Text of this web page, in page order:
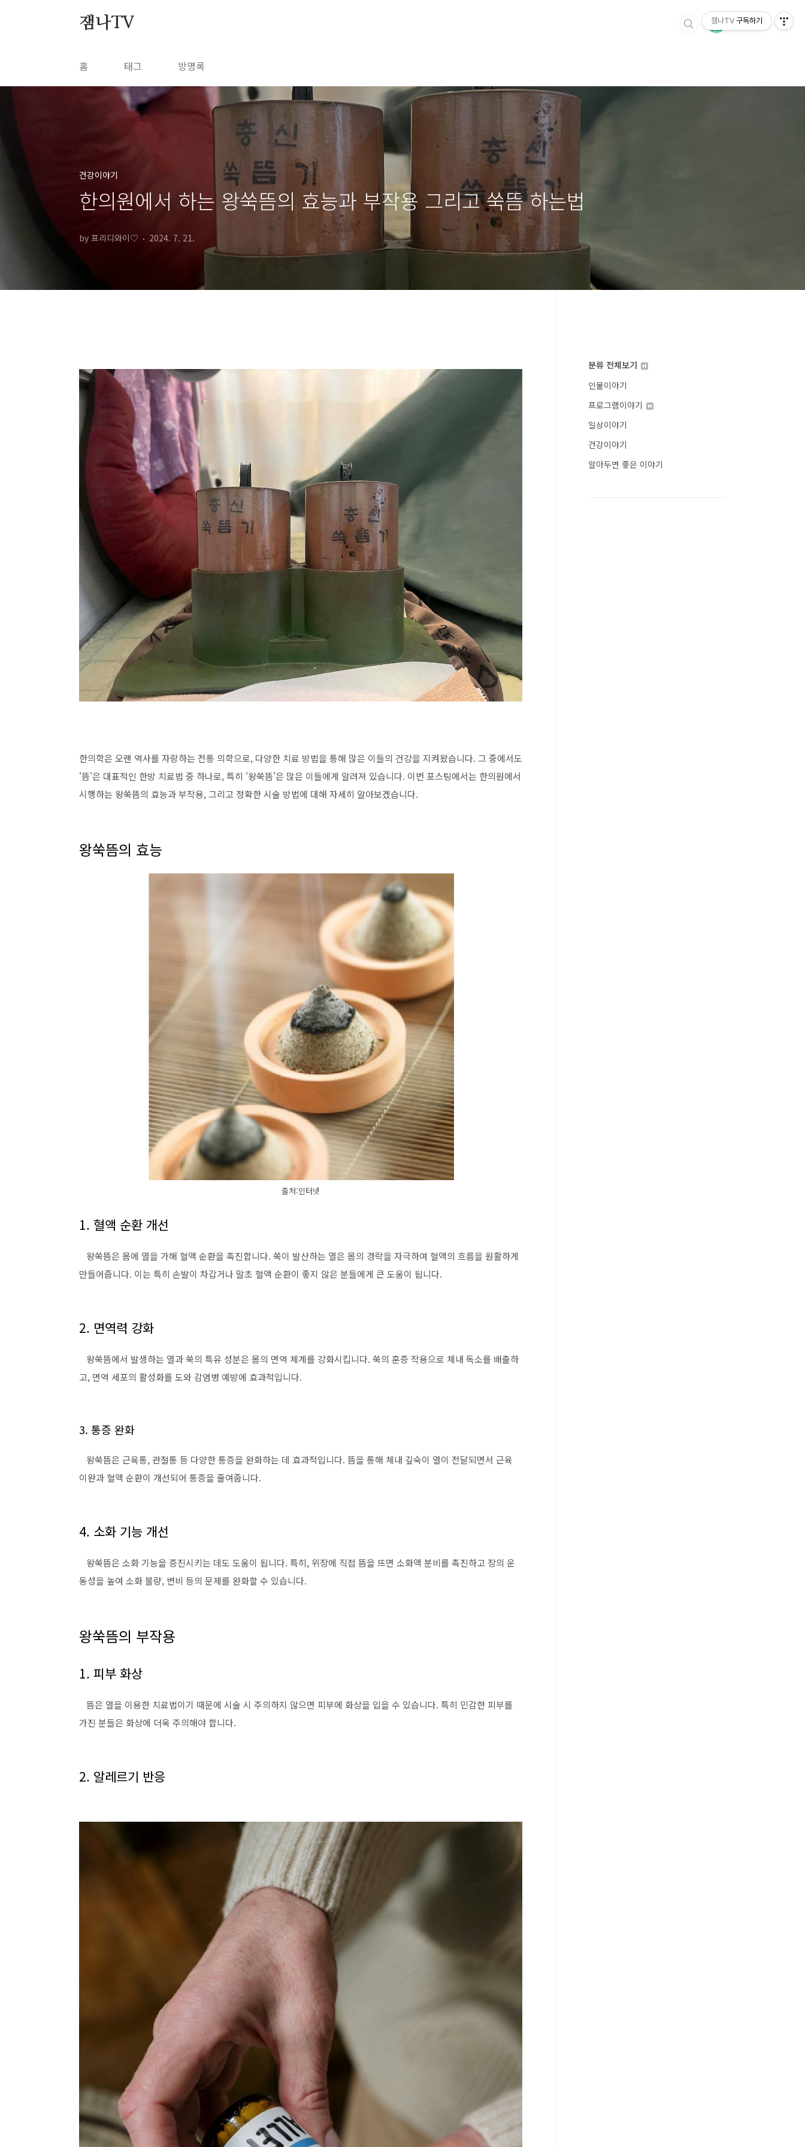
잼나TV
홈 태그 방명록
건강이야기
한의원에서 하는 왕쑥뜸의 효능과 부작용 그리고 쑥뜸 하는법
by 프리디와이♡ 2024. 7. 21.
한의학은 오랜 역사를 자랑하는 전통 의학으로, 다양한 치료 방법을 통해 많은 이들의 건강을 지켜왔습니다. 그 중에서도
'뜸'은 대표적인 한방 치료법 중 하나로, 특히 '왕쑥뜸'은 많은 이들에게 알려져 있습니다. 이번 포스팅에서는 한의원에서
시행하는 왕쑥뜸의 효능과 부작용, 그리고 정확한 시술 방법에 대해 자세히 알아보겠습니다.
왕쑥뜸의 효능
출처:인터넷
1. 혈액 순환 개선
왕쑥뜸은 몸에 열을 가해 혈액 순환을 촉진합니다. 쑥이 발산하는 열은 몸의 경락을 자극하여 혈액의 흐름을 원활하게
만들어줍니다. 이는 특히 손발이 차갑거나 말초 혈액 순환이 좋지 않은 분들에게 큰 도움이 됩니다.
2. 면역력 강화
왕쑥뜸에서 발생하는 열과 쑥의 특유 성분은 몸의 면역 체계를 강화시킵니다. 쑥의 훈증 작용으로 체내 독소를 배출하
고, 면역 세포의 활성화를 도와 감염병 예방에 효과적입니다.
3. 통증 완화
왕쑥뜸은 근육통, 관절통 등 다양한 통증을 완화하는 데 효과적입니다. 뜸을 통해 체내 깊숙이 열이 전달되면서 근육
이완과 혈액 순환이 개선되어 통증을 줄여줍니다.
4. 소화 기능 개선
왕쑥뜸은 소화 기능을 증진시키는 데도 도움이 됩니다. 특히, 위장에 직접 뜸을 뜨면 소화액 분비를 촉진하고 장의 운
동성을 높여 소화 불량, 변비 등의 문제를 완화할 수 있습니다.
왕쑥뜸의 부작용
1. 피부 화상
뜸은 열을 이용한 치료법이기 때문에 시술 시 주의하지 않으면 피부에 화상을 입을 수 있습니다. 특히 민감한 피부를
가진 분들은 화상에 더욱 주의해야 합니다.
2. 알레르기 반응
분류 전체보기
인물이야기
프로그램이야기
일상이야기
건강이야기
알아두면 좋은 이야기
잼나TV 구독하기